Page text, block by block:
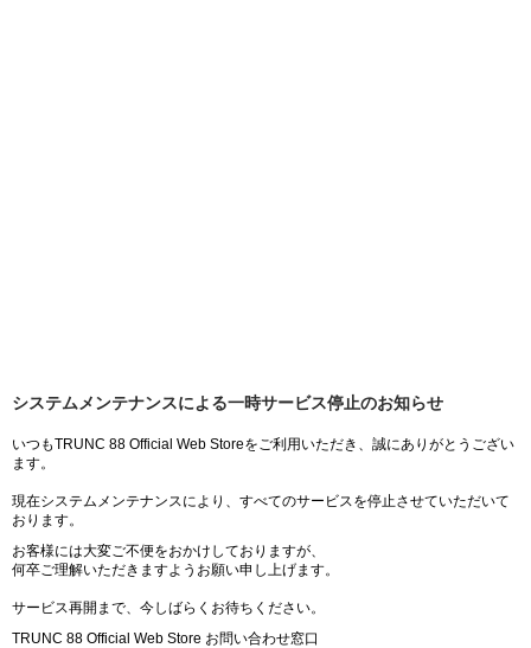
システムメンテナンスによる一時サービス停止のお知らせ
いつもTRUNC 88 Official Web Storeをご利用いただき、誠にありがとうござい
ます。
現在システムメンテナンスにより、すべてのサービスを停止させていただいて
おります。
お客様には大変ご不便をおかけしておりますが、
何卒ご理解いただきますようお願い申し上げます。
サービス再開まで、今しばらくお待ちください。
TRUNC 88 Official Web Store お問い合わせ窓口